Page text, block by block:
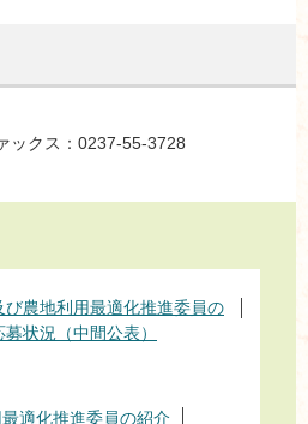
クス：0237-55-3728
び農地利用最適化推進委員の
状況（中間公表）
適化推進委員の紹介